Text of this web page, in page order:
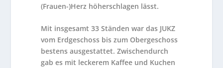
(Frauen-)Herz höherschlagen lässt.
Mit insgesamt 33 Ständen war das JUKZ
vom Erdgeschoss bis zum Obergeschoss
bestens ausgestattet. Zwischendurch
gab es mit leckerem Kaffee und Kuchen